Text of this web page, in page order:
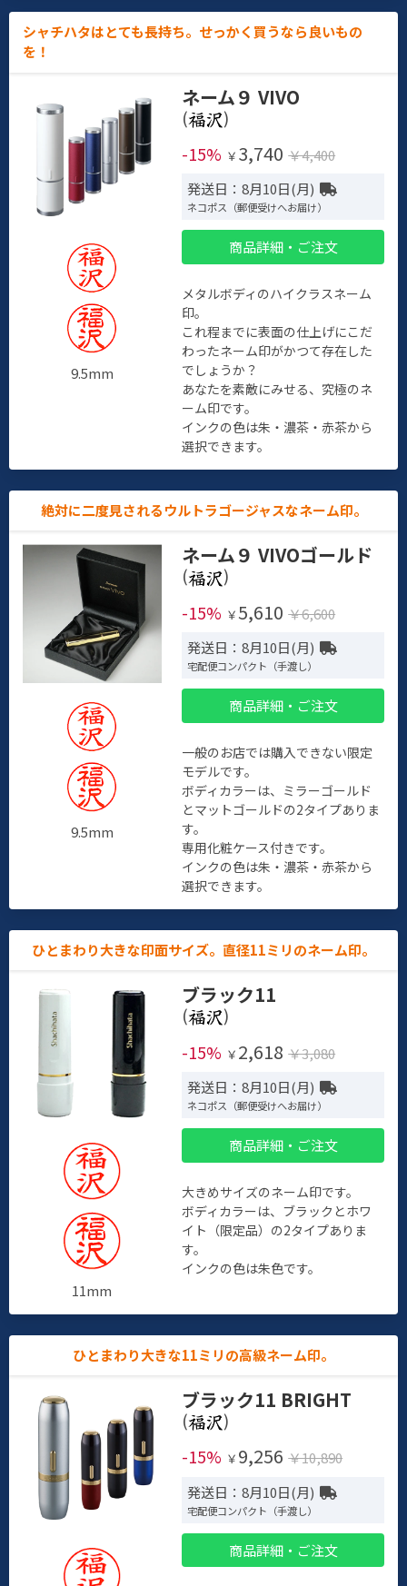
シャチハタはとても長持ち。せっかく買うなら良いもの
を！
9.5mm
ネーム９ VIVO
(
)
-15% ￥ 3,740 ￥4,400
発送日：8月10日(月)
ネコポス（郵便受けへお届け）
商品詳細・ご注文
メタルボディのハイクラスネーム
印。
これ程までに表面の仕上げにこだ
わったネーム印がかつて存在した
でしょうか？
あなたを素敵にみせる、究極のネ
ーム印です。
インクの色は朱・濃茶・赤茶から
選択できます。
絶対に二度見されるウルトラゴージャスなネーム印。
9.5mm
ネーム９ VIVOゴールド
(
)
-15% ￥ 5,610 ￥6,600
発送日：8月10日(月)
宅配便コンパクト（手渡し）
商品詳細・ご注文
一般のお店では購入できない限定
モデルです。
ボディカラーは、ミラーゴールド
とマットゴールドの2タイプありま
す。
専用化粧ケース付きです。
インクの色は朱・濃茶・赤茶から
選択できます。
ひとまわり大きな印面サイズ。直径11ミリのネーム印。
11mm
ブラック11
(
)
-15% ￥ 2,618 ￥3,080
発送日：8月10日(月)
ネコポス（郵便受けへお届け）
商品詳細・ご注文
大きめサイズのネーム印です。
ボディカラーは、ブラックとホワ
イト（限定品）の2タイプありま
す。
インクの色は朱色です。
ひとまわり大きな11ミリの高級ネーム印。
ブラック11 BRIGHT
(
)
-15% ￥ 9,256 ￥10,890
発送日：8月10日(月)
宅配便コンパクト（手渡し）
商品詳細・ご注文